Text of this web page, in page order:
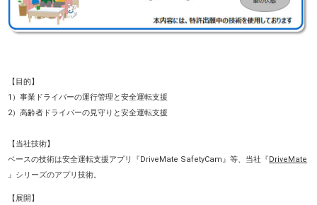
【目的】
1）事業ドライバーの運行管理と安全運転支援
2）高齢者ドライバーの見守りと安全運転支援
【当社技術】
ベースの技術は安全運転支援アプリ『DriveMate SafetyCam』等、当社『 DriveMate
』シリーズのアプリ技術。
【展開】